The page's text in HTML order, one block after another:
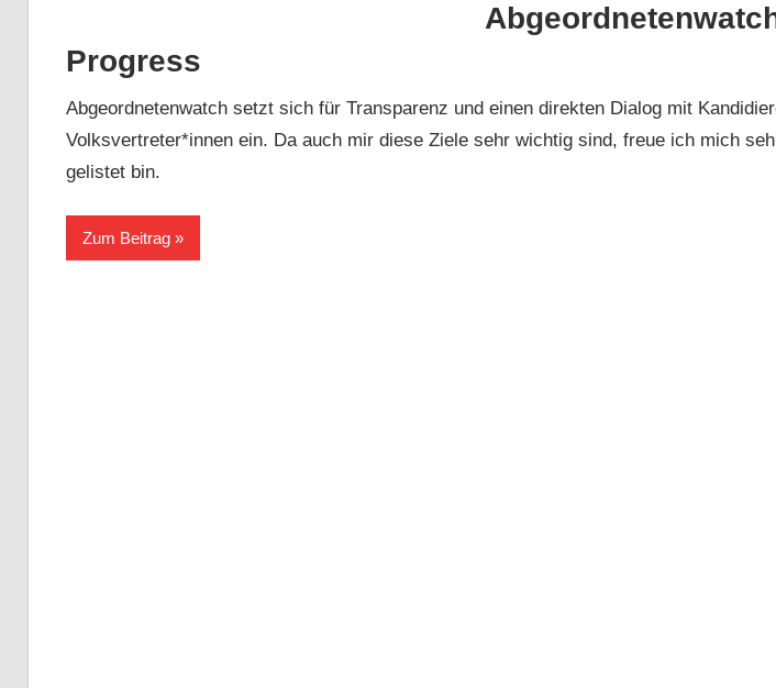
Progress
Abgeordnetenwatch setzt sich für Transparenz und einen direkten Dialog mit
Volksvertreter*innen ein. Da auch mir diese Ziele sehr wichtig sind, freue ich mich
gelistet bin.
Zum Beitrag